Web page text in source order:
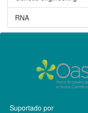
RNA
Suportado por